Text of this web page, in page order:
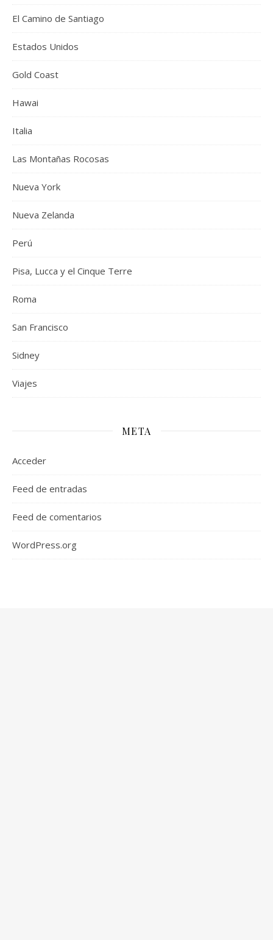
El Camino de Santiago
Estados Unidos
Gold Coast
Hawai
Italia
Las Montañas Rocosas
Nueva York
Nueva Zelanda
Perú
Pisa, Lucca y el Cinque Terre
Roma
San Francisco
Sidney
Viajes
META
Acceder
Feed de entradas
Feed de comentarios
WordPress.org